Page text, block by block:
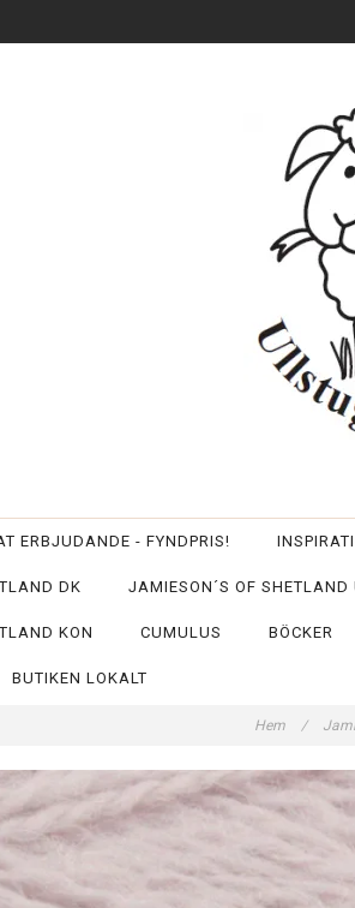
ERBJUDANDE - FYNDPRIS!
DK JAMIESON´S OF SHETLAND
KON CUMULUS BÖCKER
BUTIKEN LOKALT
Hem /